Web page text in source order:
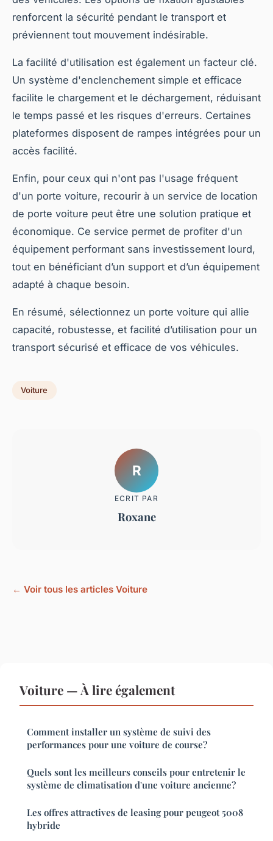
renforcent la sécurité pendant le transport et
préviennent tout mouvement indésirable.
La facilité d'utilisation est également un facteur clé.
Un système d'enclenchement simple et efficace
facilite le chargement et le déchargement, réduisant
le temps passé et les risques d'erreurs. Certaines
plateformes disposent de rampes intégrées pour un
accès facilité.
Enfin, pour ceux qui n'ont pas l'usage fréquent
d'un porte voiture, recourir à un service de location
de porte voiture peut être une solution pratique et
économique. Ce service permet de profiter d'un
équipement performant sans investissement lourd,
tout en bénéficiant d’un support et d’un équipement
adapté à chaque besoin.
En résumé, sélectionnez un porte voiture qui allie
capacité, robustesse, et facilité d’utilisation pour un
transport sécurisé et efficace de vos véhicules.
Voiture
R
ECRIT PAR
Roxane
← Voir tous les articles Voiture
Voiture — À lire également
Comment installer un système de suivi des
performances pour une voiture de course?
Quels sont les meilleurs conseils pour entretenir le
système de climatisation d'une voiture ancienne?
Les offres attractives de leasing pour peugeot 5008
hybride